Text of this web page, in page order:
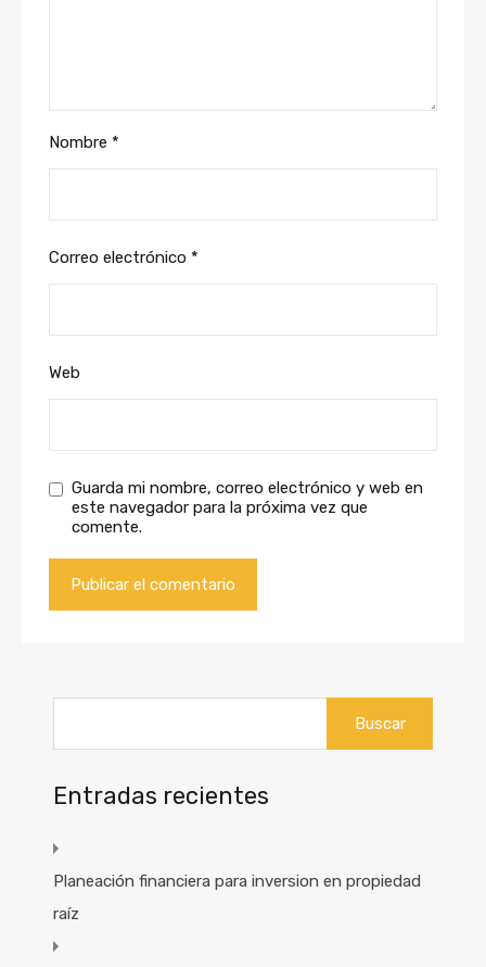
Nombre *
Correo electrónico *
Web
Guarda mi nombre, correo electrónico y web en
este navegador para la próxima vez que
comente.
Entradas recientes
Planeación financiera para inversion en propiedad
raíz